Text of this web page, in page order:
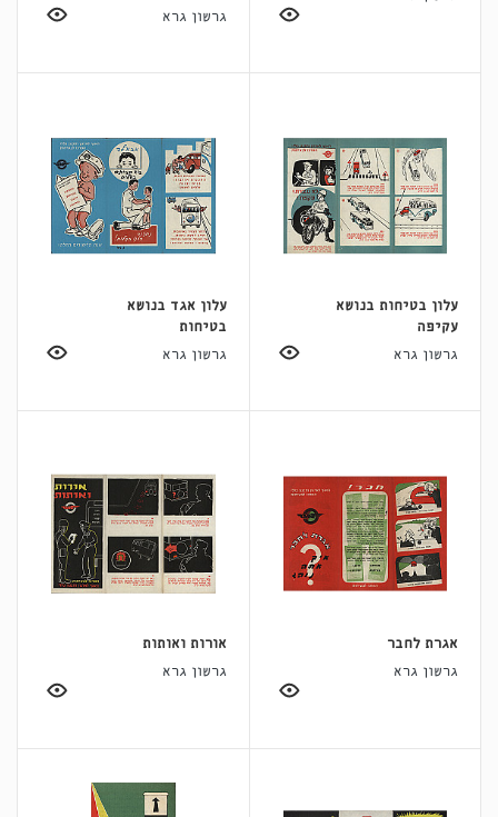
גרשון גרא
עלון בטיחות בנושא
עקיפה
גרשון גרא
עלון אגד בנושא
בטיחות
גרשון גרא
אגרת לחבר
גרשון גרא
אורות ואותות
גרשון גרא